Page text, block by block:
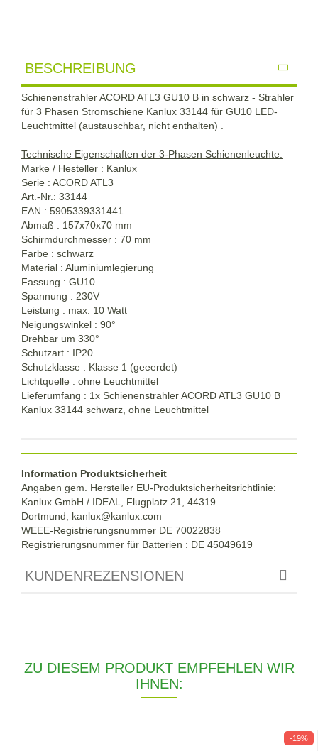
BESCHREIBUNG
Schienenstrahler ACORD ATL3 GU10 B in schwarz - Strahler
für 3 Phasen Stromschiene Kanlux 33144 für GU10 LED-
Leuchtmittel (austauschbar, nicht enthalten) .
Technische Eigenschaften der 3-Phasen Schienenleuchte:
Marke / Hesteller : Kanlux
Serie : ACORD ATL3
Art.-Nr.: 33144
EAN : 5905339331441
Abmaß : 157x70x70 mm
Schirmdurchmesser : 70 mm
Farbe : schwarz
Material : Aluminiumlegierung
Fassung : GU10
Spannung : 230V
Leistung : max. 10 Watt
Neigungswinkel : 90°
Drehbar um 330°
Schutzart : IP20
Schutzklasse : Klasse 1 (geeerdet)
Lichtquelle : ohne Leuchtmittel
Lieferumfang : 1x Schienenstrahler ACORD ATL3 GU10 B
Kanlux 33144 schwarz, ohne Leuchtmittel
Information Produktsicherheit
Angaben gem. Hersteller EU-Produktsicherheitsrichtlinie:
Kanlux GmbH / IDEAL, Flugplatz 21, 44319
Dortmund, kanlux@kanlux.com
WEEE-Registrierungsnummer DE 70022838
Registrierungsnummer für Batterien : DE 45049619
KUNDENREZENSIONEN
ZU DIESEM PRODUKT EMPFEHLEN WIR
IHNEN:
-19%